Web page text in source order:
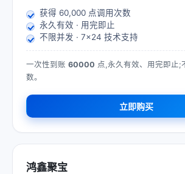
获得 60,000 点调用次数
永久有效 · 用完即止
不限并发 · 7×24 技术支持
一次性到账 60000 点,永久有效、用完即止;
数。
立即购买
鸿鑫聚宝